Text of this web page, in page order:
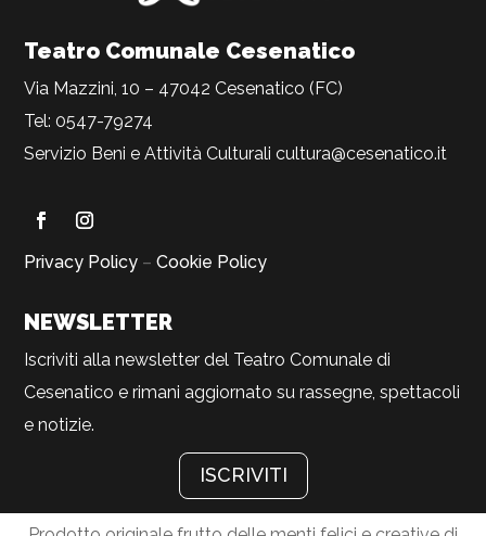
Teatro Comunale Cesenatico
Via Mazzini, 10 – 47042 Cesenatico (FC)
Tel: 0547-79274
Servizio Beni e Attività Culturalicultura@cesenatico.it
Privacy Policy –Cookie Policy
NEWSLETTER
Iscriviti alla newsletter del Teatro Comunale di
Cesenatico e rimani aggiornato su rassegne, spettacoli
e notizie.
ISCRIVITI